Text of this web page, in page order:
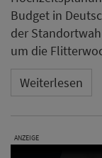
Budget in
der
um die
Weiterlesen
ANZEIGE